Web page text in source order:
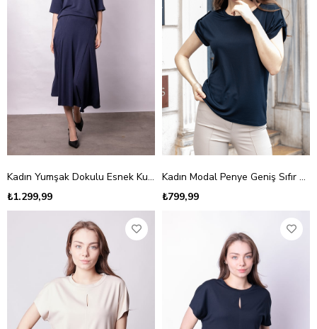
Kadın Yumşak Dokulu Esnek Kumaş V Yaka Yakalı Düşük Omuzlu Dirsek Boy Kollu Oversize Bluz-Lacivert
₺1.299,99
Kadın Modal Penye Geniş Sıfır Yaka Düşük Omuzlu Apoletli Kısa Kol T-shirt Bluz-Koyu Lacivert
₺799,99